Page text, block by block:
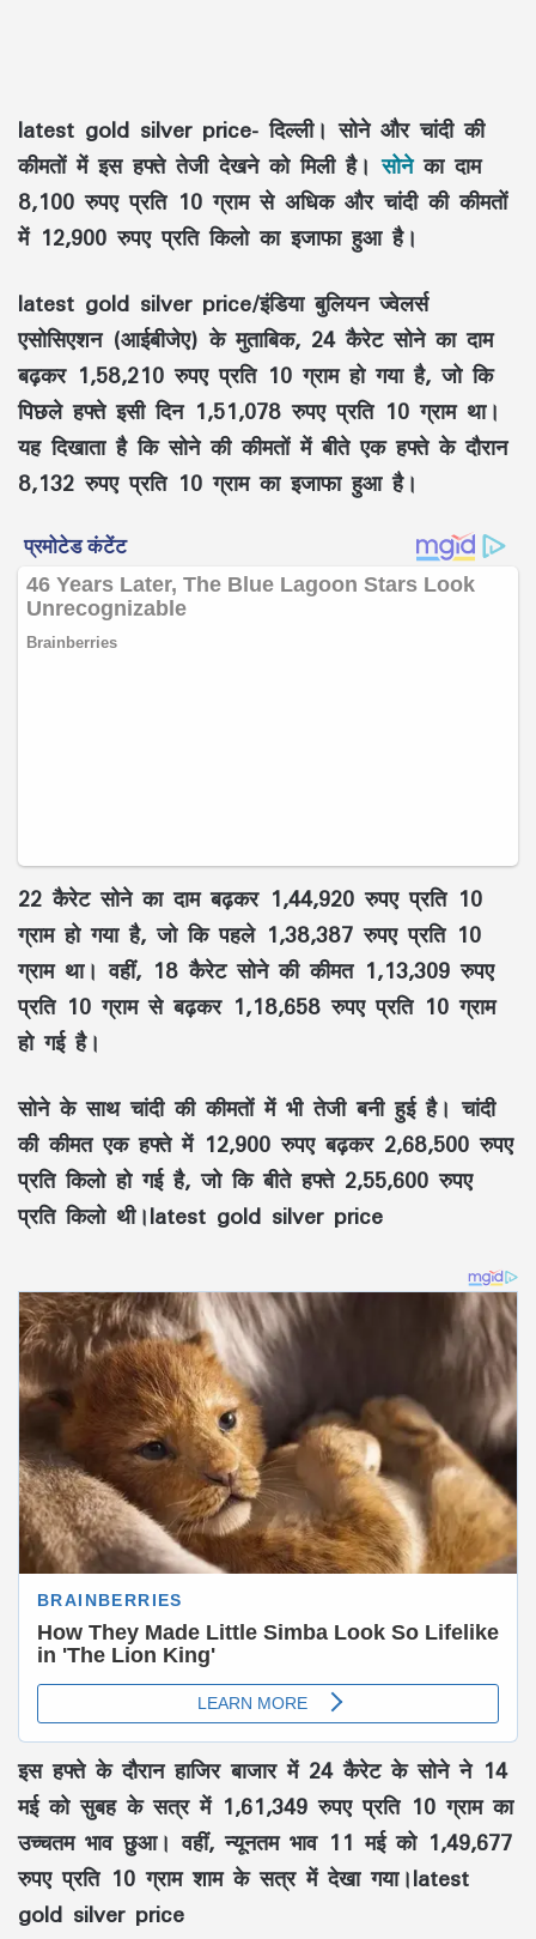
latest gold silver price- दिल्ली। सोने और चांदी की
कीमतों में इस हफ्ते तेजी देखने को मिली है।सोनेका दाम
8,100 रुपए प्रति 10 ग्राम से अधिक और चांदी की कीमतों
में 12,900 रुपए प्रति किलो का इजाफा हुआ है।
latest gold silver price/इंडिया बुलियन ज्वेलर्स
एसोसिएशन (आईबीजेए) के मुताबिक, 24 कैरेट सोने का दाम
बढ़कर 1,58,210 रुपए प्रति 10 ग्राम हो गया है, जो कि
पिछले हफ्ते इसी दिन 1,51,078 रुपए प्रति 10 ग्राम था।
यह दिखाता है कि सोने की कीमतों में बीते एक हफ्ते के दौरान
8,132 रुपए प्रति 10 ग्राम का इजाफा हुआ है।
22 कैरेट सोने का दाम बढ़कर 1,44,920 रुपए प्रति 10
ग्राम हो गया है, जो कि पहले 1,38,387 रुपए प्रति 10
ग्राम था। वहीं, 18 कैरेट सोने की कीमत 1,13,309 रुपए
प्रति 10 ग्राम से बढ़कर 1,18,658 रुपए प्रति 10 ग्राम
हो गई है।
सोने के साथ चांदी की कीमतों में भी तेजी बनी हुई है। चांदी
की कीमत एक हफ्ते में 12,900 रुपए बढ़कर 2,68,500 रुपए
प्रति किलो हो गई है, जो कि बीते हफ्ते 2,55,600 रुपए
प्रति किलो थी।latest gold silver price
इस हफ्ते के दौरान हाजिर बाजार में 24 कैरेट के सोने ने 14
मई को सुबह के सत्र में 1,61,349 रुपए प्रति 10 ग्राम का
उच्चतम भाव छुआ। वहीं, न्यूनतम भाव 11 मई को 1,49,677
रुपए प्रति 10 ग्राम शाम के सत्र में देखा गया।latest
gold silver price